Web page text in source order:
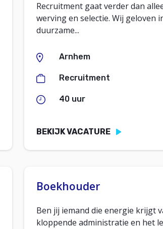
Recruitment gaat verder dan
werving en selectie. Wij geloven
duurzame...
Arnhem
Recruitment
40 uur
BEKIJK VACATURE
Boekhouder
Ben jij iemand die energie krijgt
kloppende administratie en het